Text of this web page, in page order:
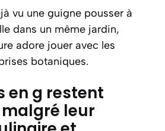
vu une guigne pousser à
dans un même jardin,
adore jouer avec les
botaniques.
en g restent
leur